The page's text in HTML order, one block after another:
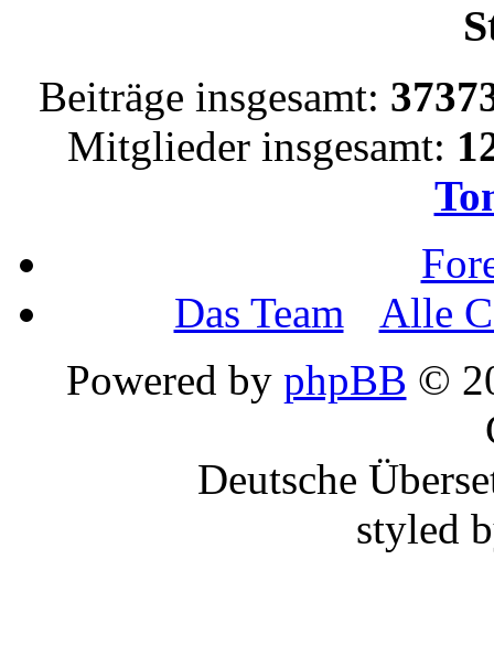
Beiträge insgesamt:
Mitglieder insgesamt:
Das Team
Alle
Powered by phpBB ©
Deutsche
styled